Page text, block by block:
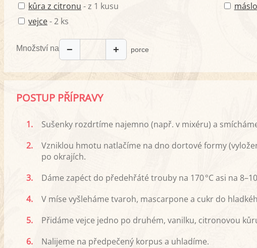
kůra z citronu - z 1 kusu
vejce- 2 ks
máslo
Množství na − + porce
POSTUP PŘÍPRAVY
1.
Sušenky rozdrtíme najemno (např. v mixéru) a
2.
Vzniklou hmotu natlačíme na dno dortové formy
po okrajích.
3.
Dáme zapéct do předehřáté trouby na 170 °C asi na
4.
V míse vyšleháme tvaroh, mascarpone a cukr do
5.
Přidáme vejce jedno po druhém, vanilku, citronovou
6.
Nalijeme na předpečený korpus a uhladíme.